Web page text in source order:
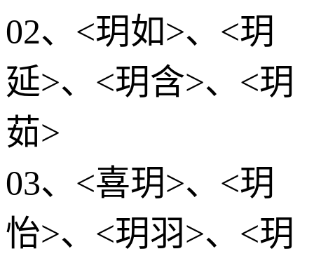
02、<玥如>、<玥
延>、<玥含>、<玥
茹>
03、<喜玥>、<玥
怡>、<玥羽>、<玥